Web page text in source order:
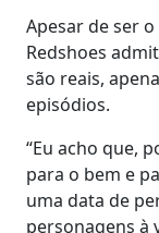
Apesar de ser
Redshoes
são reais,
episódios.
“Eu acho que,
para o bem e
uma data de
personagens à